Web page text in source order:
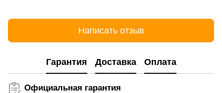
Написать отзыв
Гарантия Доставка Оплата
Официальная гарантия